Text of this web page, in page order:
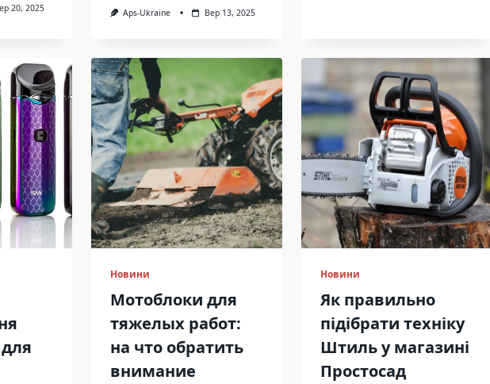
20, 2025 Aps-Ukraine Вер 13, 2025
Новини
Мотоблоки для
тяжелых работ:
на что обратить
внимание
Новини
Як правильно
підібрати техніку
Штиль у магазині
Простосад